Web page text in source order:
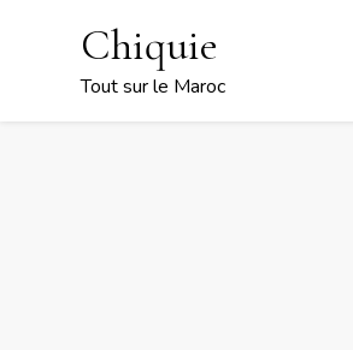
Chiquie
Tout sur le Maroc